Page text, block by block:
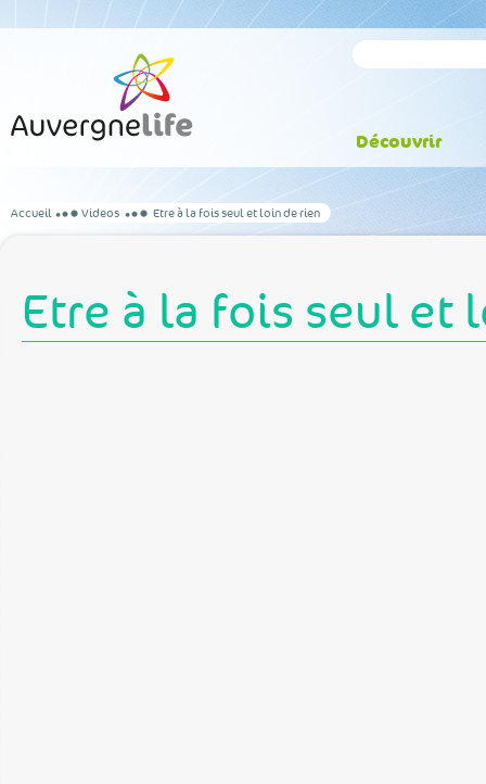
Découvrir
Accueil Videos Etre à la fois seul et loin de rien
Etre à la fois seul et